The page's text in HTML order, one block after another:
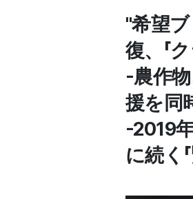
"希望
復、「
-農作
援を同
-2019
に続く